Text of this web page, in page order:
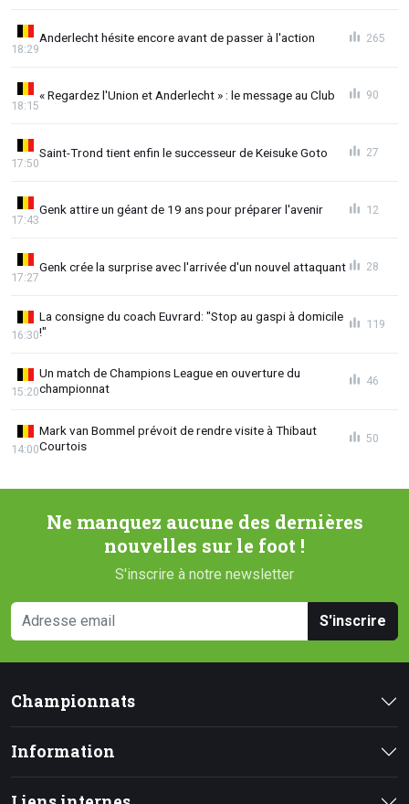
Anderlecht hésite encore avant de passer à l'action
18:29
265
« Regardez l'Union et Anderlecht » : le message au Club
18:15
90
Saint-Trond tient enfin le successeur de Keisuke Goto
17:50
27
Genk attire un géant de 19 ans pour préparer l'avenir
17:43
12
Genk crée la surprise avec l'arrivée d'un nouvel attaquant
17:27
28
La consigne du coach Euvrard: "Stop au gaspi à domicile
!"
16:30
119
Un match de Champions League en ouverture du
championnat
15:20
46
Mark van Bommel prévoit de rendre visite à Thibaut
Courtois
14:00
50
Ne manquez aucune des dernières
nouvelles sur le foot !
S'inscrire à notre newsletter
S'inscrire
Championnats
Information